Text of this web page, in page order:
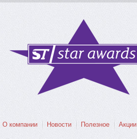
О компании Новости Полезное Акции